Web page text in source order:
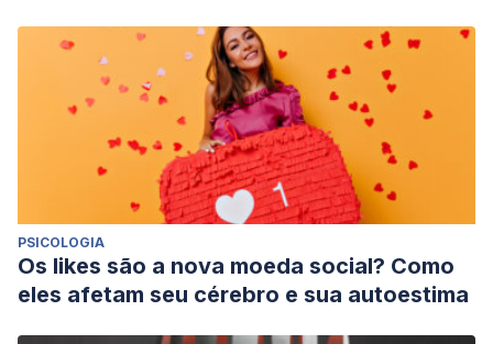
PSICOLOGIA
Os likes são a nova moeda social? Como
eles afetam seu cérebro e sua autoestima